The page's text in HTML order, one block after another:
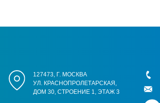
127473, Г. МОСКВА
УЛ. КРАСНОПРОЛЕТАРСКАЯ,
ДОМ 30, СТРОЕНИЕ 1, ЭТАЖ 3